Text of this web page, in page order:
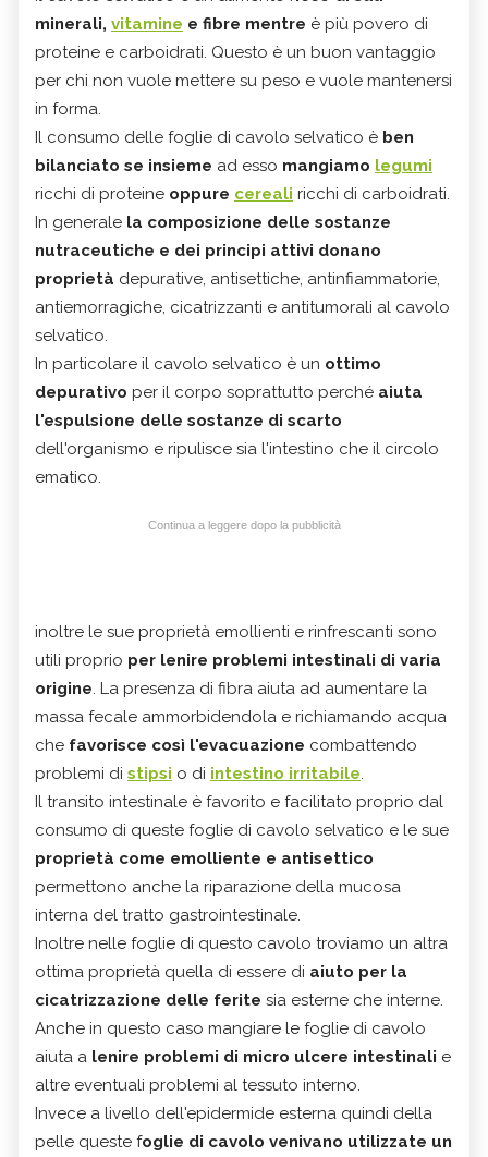
minerali, vitamine e fibre mentre è più povero di
proteine e carboidrati. Questo è un buon vantaggio
per chi non vuole mettere su peso e vuole mantenersi
in forma.
Il consumo delle foglie di cavolo selvatico è ben
bilanciato se insieme ad esso mangiamo legumi
ricchi di proteine oppure cereali ricchi di carboidrati.
In generale la composizione delle sostanze
nutraceutiche e dei principi attivi donano
proprietà depurative, antisettiche, antinfiammatorie,
antiemorragiche, cicatrizzanti e antitumorali al cavolo
selvatico.
In particolare il cavolo selvatico è un ottimo
depurativo per il corpo soprattutto perché aiuta
l'espulsione delle sostanze di scarto
dell'organismo e ripulisce sia l'intestino che il circolo
ematico.
Continua a leggere dopo la pubblicità
inoltre le sue proprietà emollienti e rinfrescanti sono
utili proprio per lenire problemi intestinali di varia
origine. La presenza di fibra aiuta ad aumentare la
massa fecale ammorbidendola e richiamando acqua
che favorisce così l'evacuazione combattendo
problemi di stipsi o di intestino irritabile.
Il transito intestinale è favorito e facilitato proprio dal
consumo di queste foglie di cavolo selvatico e le sue
proprietà come emolliente e antisettico
permettono anche la riparazione della mucosa
interna del tratto gastrointestinale.
Inoltre nelle foglie di questo cavolo troviamo un altra
ottima proprietà quella di essere di aiuto per la
cicatrizzazione delle ferite sia esterne che interne.
Anche in questo caso mangiare le foglie di cavolo
aiuta a lenire problemi di micro ulcere intestinali e
altre eventuali problemi al tessuto interno.
Invece a livello dell'epidermide esterna quindi della
pelle queste foglie di cavolo venivano utilizzate un